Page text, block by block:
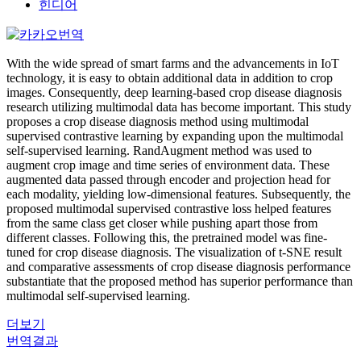
힌디어
With the wide spread of smart farms and the advancements in IoT
technology, it is easy to obtain additional data in addition to crop
images. Consequently, deep learning-based crop disease diagnosis
research utilizing multimodal data has become important. This study
proposes a crop disease diagnosis method using multimodal
supervised contrastive learning by expanding upon the multimodal
self-supervised learning. RandAugment method was used to
augment crop image and time series of environment data. These
augmented data passed through encoder and projection head for
each modality, yielding low-dimensional features. Subsequently, the
proposed multimodal supervised contrastive loss helped features
from the same class get closer while pushing apart those from
different classes. Following this, the pretrained model was fine-
tuned for crop disease diagnosis. The visualization of t-SNE result
and comparative assessments of crop disease diagnosis performance
substantiate that the proposed method has superior performance than
multimodal self-supervised learning.
더보기
번역결과